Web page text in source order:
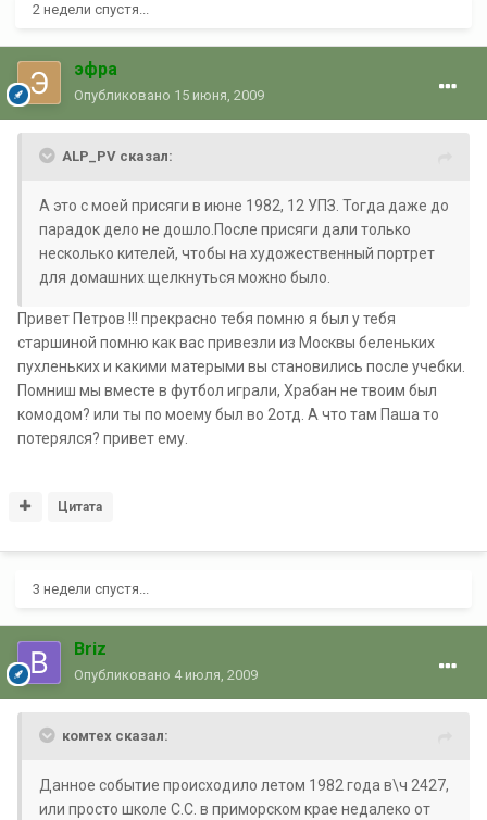
2 недели спустя...
эфра
Опубликовано 15 июня, 2009
ALP_PV сказал:
А это с моей присяги в июне 1982, 12 УПЗ. Тогда даже до
парадок дело не дошло.После присяги дали только
несколько кителей, чтобы на художественный портрет
для домашних щелкнуться можно было.
Привет Петров !!! прекрасно тебя помню я был у тебя
старшиной помню как вас привезли из Москвы беленьких
пухленьких и какими матерыми вы становились после учебки.
Помниш мы вместе в футбол играли, Храбан не твоим был
комодом? или ты по моему был во 2отд. А что там Паша то
потерялся? привет ему.
Цитата
3 недели спустя...
Briz
Опубликовано 4 июля, 2009
комтех сказал:
Данное событие происходило летом 1982 года в\ч 2427,
или просто школе С.С. в приморском крае недалеко от